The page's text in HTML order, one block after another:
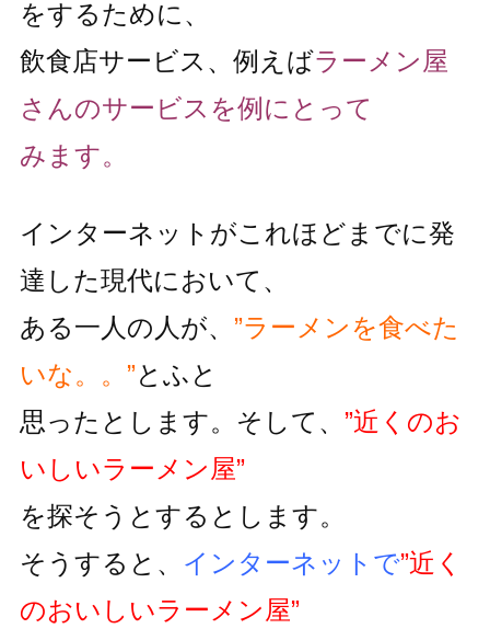
をするために、
飲食店サービス、例えばラーメン屋
さんのサービスを例にとって
みます。
インターネットがこれほどまでに発
達した現代において、
ある一人の人が、 ”ラーメンを食べた
いな。。”とふと
思ったとします。そして、 ”近くのお
いしいラーメン屋”
を探そうとするとします。
そうすると、 インターネットで”近く
のおいしいラーメン屋”